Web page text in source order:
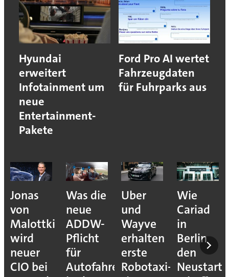
Hyundai
erweitert
Infotainment um
neue
Entertainment-
Pakete
Ford Pro AI wertet
Fahrzeugdaten
für Fuhrparks aus
Jonas
von
Malottki
wird
neuer
CIO bei
Was die
neue
ADDW-
Pflicht
für
Autofahrer
Uber
und
Wayve
erhalten
erste
Robotaxi-
Wie
Cariad
in
Berlin
den
Neustart